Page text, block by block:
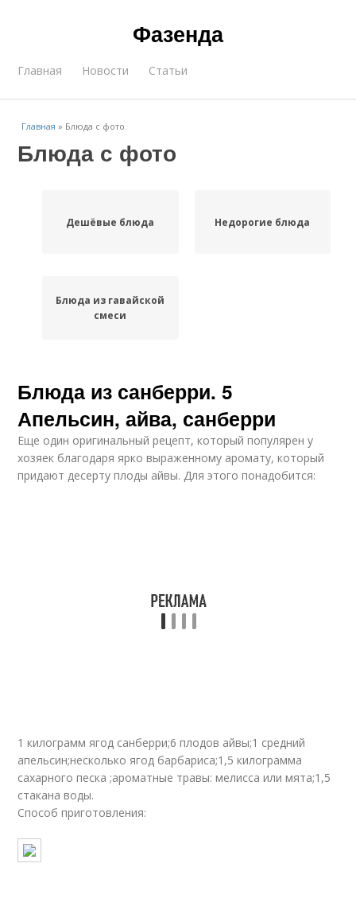
Фазенда
Главная Новости Статьи
Главная » Блюда с фото
Блюда с фото
Дешёвые блюда Недорогие блюда
Блюда из гавайской
смеси
Блюда из санберри. 5
Апельсин, айва, санберри
Еще один оригинальный рецепт, который популярен у
хозяек благодаря ярко выраженному аромату, который
придают десерту плоды айвы. Для этого понадобится:
1 килограмм ягод санберри;6 плодов айвы;1 средний
апельсин;несколько ягод барбариса;1,5 килограмма
сахарного песка ;ароматные травы: мелисса или мята;1,5
стакана воды.
Способ приготовления: